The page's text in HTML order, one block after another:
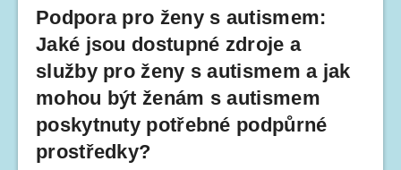
Podpora pro ženy s autismem:
Jaké jsou dostupné zdroje a
služby pro ženy s autismem a jak
mohou být ženám s autismem
poskytnuty potřebné podpůrné
prostředky?